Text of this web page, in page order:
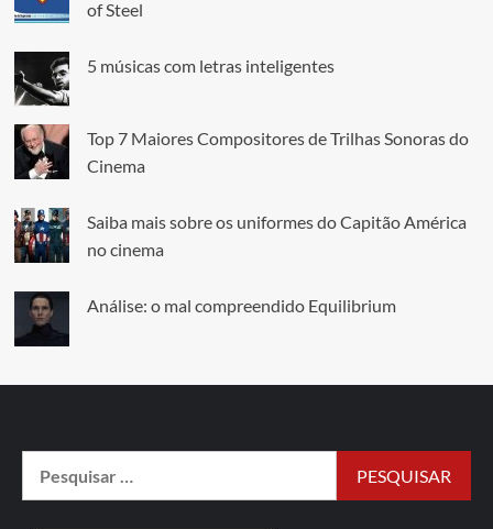
of Steel
5 músicas com letras inteligentes
Top 7 Maiores Compositores de Trilhas Sonoras do
Cinema
Saiba mais sobre os uniformes do Capitão América
no cinema
Análise: o mal compreendido Equilibrium